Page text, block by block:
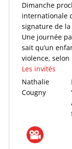
Dimanche
internationale
signature de
Une journée
sait qu’un
violence, selon
Les invités
Nathalie
Cougny